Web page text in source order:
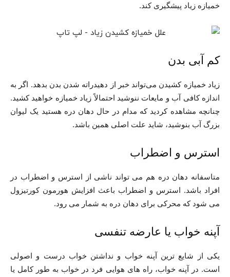
خمیازه زیاد پیشگیری کند.
کم آبی بدن
زیاد خمیازه‌ کشیدن می‌تواند خبر از دهیدراته شدن بدن بدهد. اگر به
‌اندازه کافی آب و مایعات ننوشید احتمالاً زیاد خمیازه خواهید کشید.
چنانچه مشاهده کردید که مدام در حال دهان دره هستید یک لیوان
بزرگ آب بنوشید، شاید علت اصلی همین باشد.
استرس و اضطراب
متاسفانه دهان دره هم می‌ تواند ناشی از استرس و اضطراب در
افراد باشد. استرس و اضطراب باعث افزایش هورمون کورتیزول
می ‌شود که محرکی برای دهان دره به شمار می رود.
آپنه خواب یا عارضه تنفسی
یکی از شایع ‌ترین آپنه خواب و نداشتن خواب درست و اصولی
است. در آپنه خواب، راه‌ های هوایی فرد در خواب به طور کامل یا